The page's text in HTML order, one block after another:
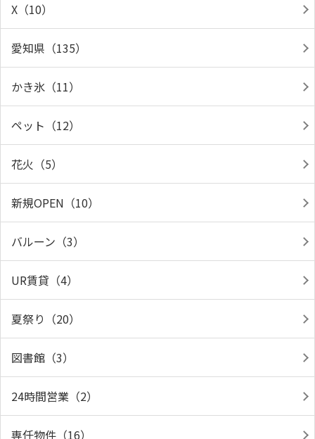
X（10）
愛知県（135）
かき氷（11）
ペット（12）
花火（5）
新規OPEN（10）
バルーン（3）
UR賃貸（4）
夏祭り（20）
図書館（3）
24時間営業（2）
専任物件（16）